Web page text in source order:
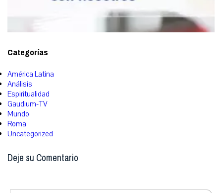
Categorías
América Latina
Análisis
Espiritualidad
Gaudium-TV
Mundo
Roma
Uncategorized
Deje su Comentario